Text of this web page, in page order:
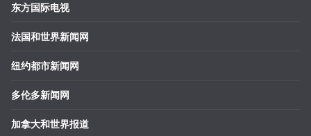
东方国际电视
法国和世界新闻网
纽约都市新闻网
多伦多新闻网
加拿大和世界报道